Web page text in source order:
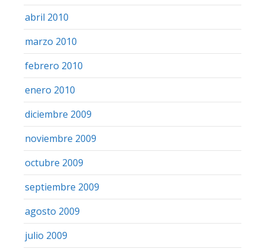
abril 2010
marzo 2010
febrero 2010
enero 2010
diciembre 2009
noviembre 2009
octubre 2009
septiembre 2009
agosto 2009
julio 2009